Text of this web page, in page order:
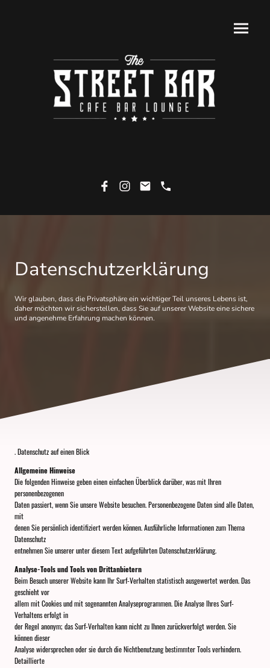
Datenschutzerklärung
Wir glauben, dass die Privatsphäre ein wichtiger Teil unseres Lebens ist,
daher möchten wir sicherstellen, dass Sie auf unserer Website eine sichere
und angenehme Erfahrung machen können.
. Datenschutz auf einen Blick
Allgemeine Hinweise
Die folgenden Hinweise geben einen einfachen Überblick darüber, was mit Ihren
personenbezogenen
Daten passiert, wenn Sie unsere Website besuchen. Personenbezogene Daten sind alle Daten,
mit
denen Sie persönlich identifiziert werden können. Ausführliche Informationen zum Thema
Datenschutz
entnehmen Sie unserer unter diesem Text aufgeführten Datenschutzerklärung.
Analyse-Tools und Tools von Drittanbietern
Beim Besuch unserer Website kann Ihr Surf-Verhalten statistisch ausgewertet werden. Das
geschieht vor
allem mit Cookies und mit sogenannten Analyseprogrammen. Die Analyse Ihres Surf-
Verhaltens erfolgt in
der Regel anonym; das Surf-Verhalten kann nicht zu Ihnen zurückverfolgt werden. Sie
können dieser
Analyse widersprechen oder sie durch die Nichtbenutzung bestimmter Tools verhindern.
Detaillierte